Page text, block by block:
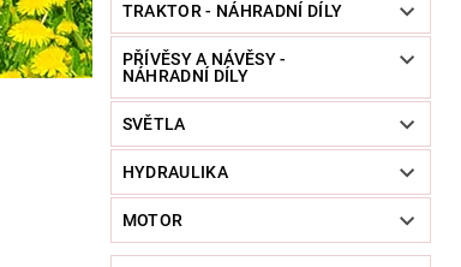
TRAKTOR - NÁHRADNÍ DÍLY
PŘÍVĚSY A NÁVĚSY -
NÁHRADNÍ DÍLY
SVĚTLA
HYDRAULIKA
MOTOR